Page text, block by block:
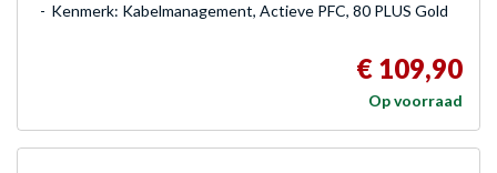
Kenmerk: Kabelmanagement, Actieve PFC, 80 PLUS Gold
€ 109,90
Op voorraad